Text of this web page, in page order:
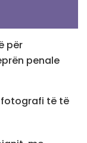
për
penale
fotografi të të